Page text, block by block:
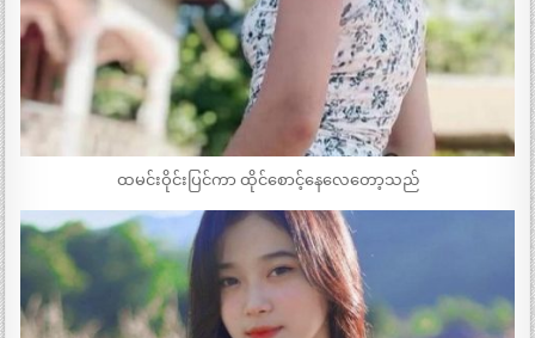
ထမင်းဝိုင်းပြင်ကာ ထိုင်စောင့်နေလေတော့သည်